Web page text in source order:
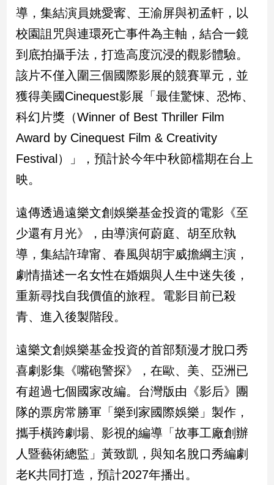
／
電
影
推
薦
技/
遊
戲
運
動
寵
物
影
音
專
區
作
媒
體
投
稿
專
區
導，集結演員姚愛寗、王渝屏與初孟軒，以
校園詛咒與連環死亡事件為主軸，結合一鏡
到底拍攝手法，打造高度沉浸的觀影體驗。
該片不僅入圍三個國際影展的競賽單元，並
獲得美國Cinequest影展「最佳驚悚、恐怖、
科幻片獎（Winner of Best Thriller Film
Award by Cinequest Film & Creativity
Festival）」，預計於今年中秋節檔期在台上
映。
遠傳透過遠樂文創娛樂基金投資的電影《至
少還有月光》，由導演何蔚庭、胡至欣執
導，集結許瑋甯、春風與胡宇威擔綱主演，
劇情描述一名女性在婚姻與人生中迷失後，
重新尋找自我價值的旅程。電影目前已殺
青、進入後製階段。
遠樂文創娛樂基金投資的首部類漫才脫口秀
喜劇影集《嘴砲警探》，在歐、美、亞洲已
有超過七個國家改編。台灣版由《影后》團
隊的票房常勝軍「樂到家國際娛樂」製作，
攜手橫跨劇場、影視的編導「故事工廠創辦
人暨藝術總監」黃致凱，與知名脫口秀編劇
老K共同打造，預計2027年播出。